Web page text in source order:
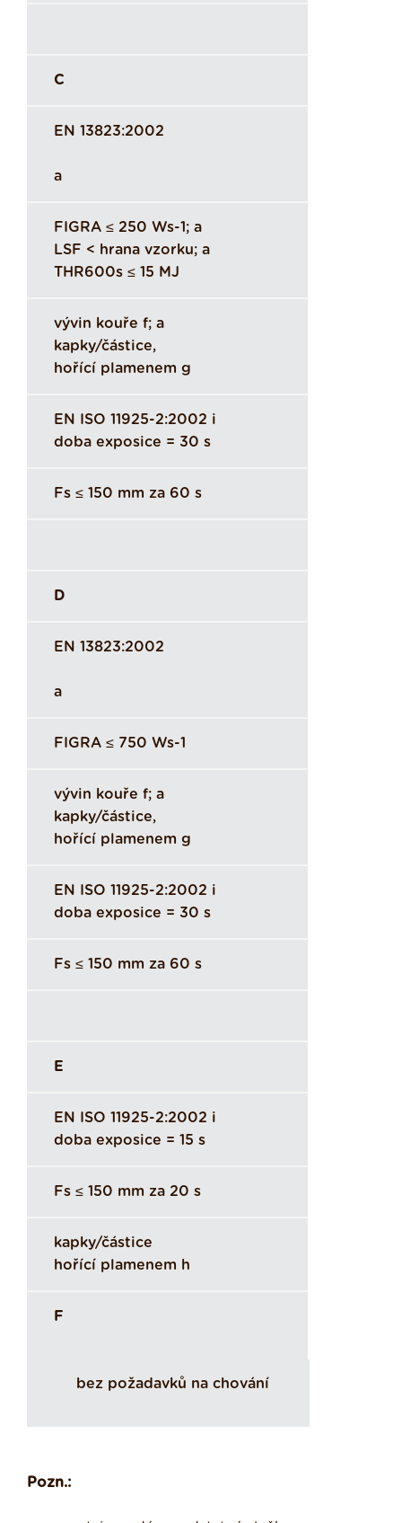
C
EN 13823:2002
a
FIGRA ≤ 250 Ws-1; a
LSF < hrana vzorku; a
THR600s ≤ 15 MJ
vývin kouře f; a
kapky/částice,
hořící plamenem g
EN ISO 11925-2:2002 i
doba exposice = 30 s
Fs ≤ 150 mm za 60 s
D
EN 13823:2002
a
FIGRA ≤ 750 Ws-1
vývin kouře f; a
kapky/částice,
hořící plamenem g
EN ISO 11925-2:2002 i
doba exposice = 30 s
Fs ≤ 150 mm za 60 s
E
EN ISO 11925-2:2002 i
doba exposice = 15 s
Fs ≤ 150 mm za 20 s
kapky/částice
hořící plamenem h
F
bez požadavků na chování
Pozn.: